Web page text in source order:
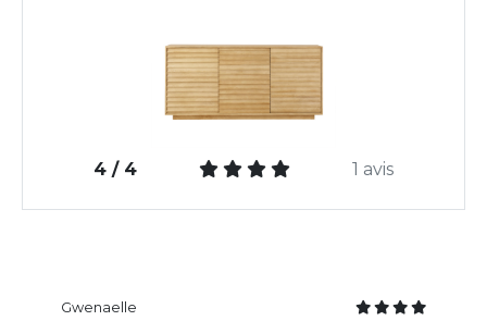
4 / 4 1 avis
Gwenaelle